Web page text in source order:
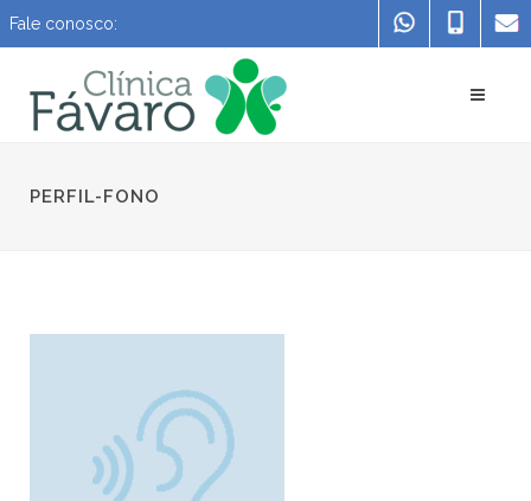
Fale conosco:
PERFIL-FONO